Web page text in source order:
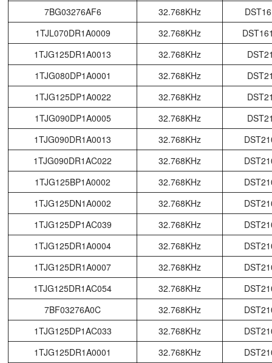
7BG03276AF6
32.768KHz
1TJL070DR1A0009
32.768KHz
1TJG125DR1A0013
32.768KHz
1TJG080DP1A0001
32.768KHz
1TJG125DP1A0022
32.768KHz
1TJG090DP1A0005
32.768KHz
1TJG090DR1A0013
32.768KHz
1TJG090DR1AC022
32.768KHz
1TJG125BP1A0002
32.768KHz
1TJG125DN1A0002
32.768KHz
1TJG125DP1AC039
32.768KHz
1TJG125DR1A0004
32.768KHz
1TJG125DR1A0007
32.768KHz
1TJG125DR1AC054
32.768KHz
7BF03276A0C
32.768KHz
1TJG125DP1AC033
32.768KHz
1TJG125DR1A0001
32.768KHz